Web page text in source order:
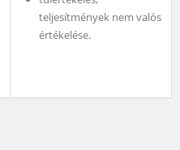
teljesítmények nem valós
értékelése.